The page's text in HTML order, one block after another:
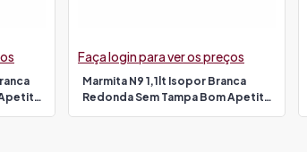
Apetite
Marmita N9 1,1lt Isopor Branca
Redonda Sem Tampa Bom Apetite
Faça login para ver os preços